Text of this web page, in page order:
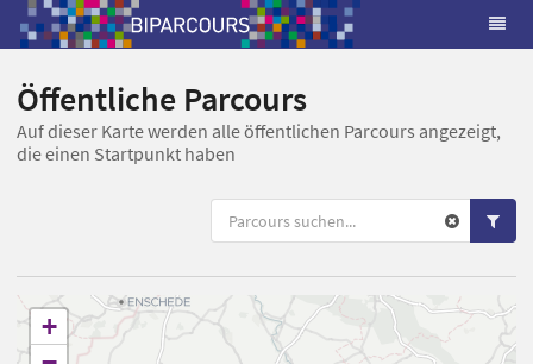
Öffentliche Parcours
Auf dieser Karte werden alle öffentlichen Parcours angezeigt,
die einen Startpunkt haben
+